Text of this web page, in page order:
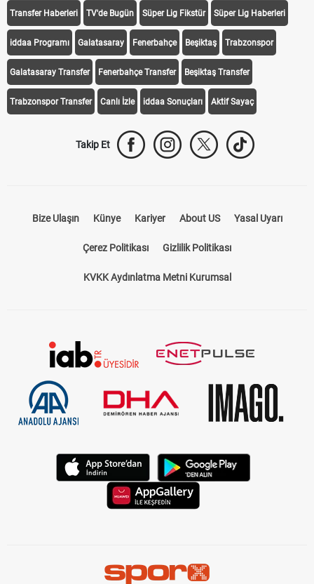
Transfer Haberleri TV'de Bugün Süper Lig Fikstür Süper Lig Haberleri
iddaa Programı Galatasaray Fenerbahçe Beşiktaş Trabzonspor
Galatasaray Transfer Fenerbahçe Transfer Beşiktaş Transfer
Trabzonspor Transfer Canlı İzle iddaa Sonuçları Aktif Sayaç
Takip Et
Bize Ulaşın Künye Kariyer About US Yasal Uyarı
Çerez Politikası Gizlilik Politikası
KVKK Aydınlatma Metni Kurumsal